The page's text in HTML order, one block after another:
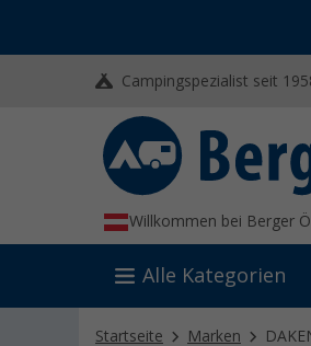
Campingspezialist seit
Willkommen bei Berger
Alle Kategorien
Startseite Marken